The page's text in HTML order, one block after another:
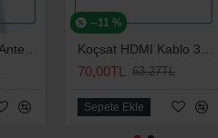
Koçsat RG-6 U4 Anten Kablosu
--11 %
Koçsat HDMI Kablo 30 CM
70,00TL 63,27TL
Sepete Ekle